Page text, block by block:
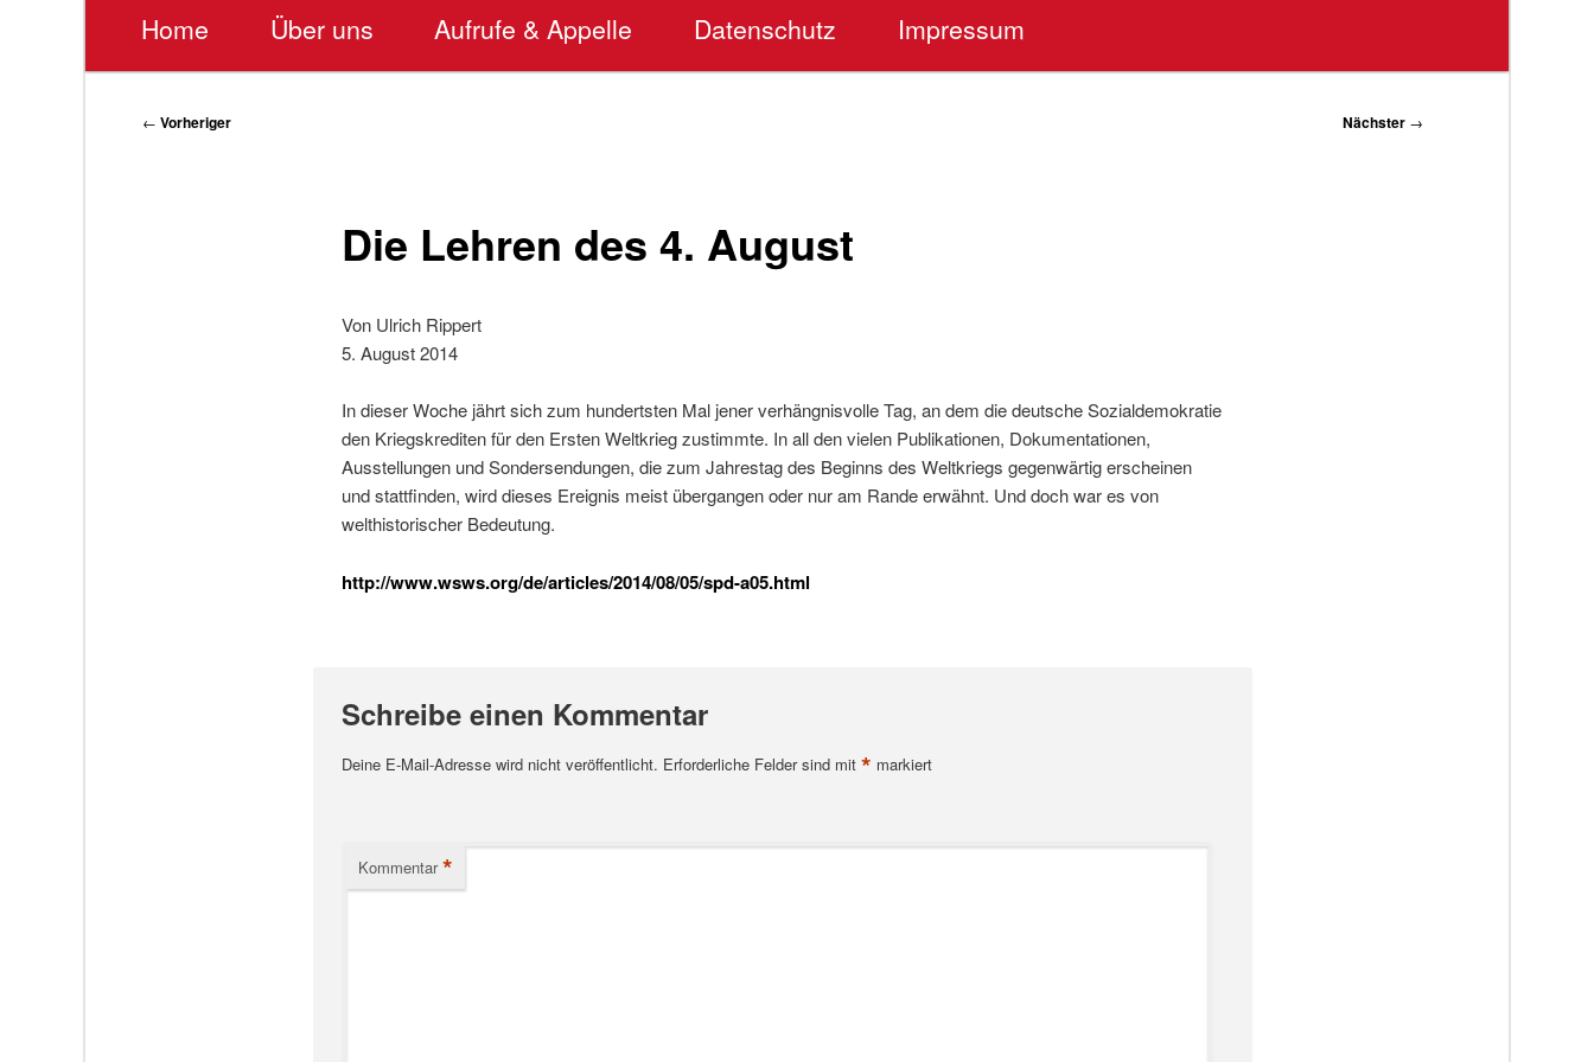
Home Über uns Aufrufe & Appelle Datenschutz Impressum
Beitragsnavigation
← Vorheriger Nächster →
Die Lehren des 4. August
Von Ulrich Rippert
5. August 2014
In dieser Woche jährt sich zum hundertsten Mal jener verhängnisvolle Tag, an dem die deutsche Sozialdemokratie
den Kriegskrediten für den Ersten Weltkrieg zustimmte. In all den vielen Publikationen, Dokumentationen,
Ausstellungen und Sondersendungen, die zum Jahrestag des Beginns des Weltkriegs gegenwärtig erscheinen
und stattfinden, wird dieses Ereignis meist übergangen oder nur am Rande erwähnt. Und doch war es von
welthistorischer Bedeutung.
http://www.wsws.org/de/articles/2014/08/05/spd-a05.html
Schreibe einen Kommentar
Deine E-Mail-Adresse wird nicht veröffentlicht. Erforderliche Felder sind mit * markiert
Kommentar *